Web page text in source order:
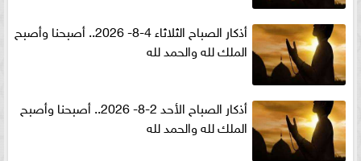
أذكار الصباح الثلاثاء 4-8- 2026.. أصبحنا وأصبح
الملك لله والحمد لله
أذكار الصباح الأحد 2-8- 2026.. أصبحنا وأصبح
الملك لله والحمد لله